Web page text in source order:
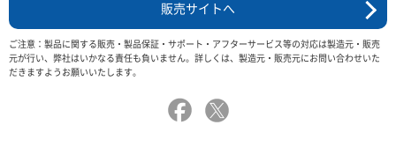
販売サイトへ
ご注意：製品に関する販売・製品保証・サポート・アフターサービス等の対応は製造元・販売
元が行い、弊社はいかなる責任も負いません。詳しくは、製造元・販売元にお問い合わせいた
だきますようお願いいたします。